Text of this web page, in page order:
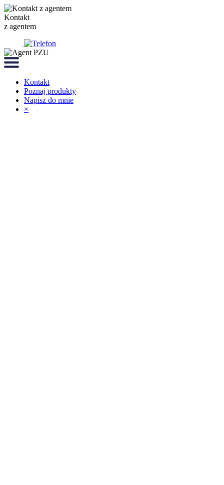
Kontakt
z agentem
Kontakt
Poznaj produkty
Napisz do mnie
×